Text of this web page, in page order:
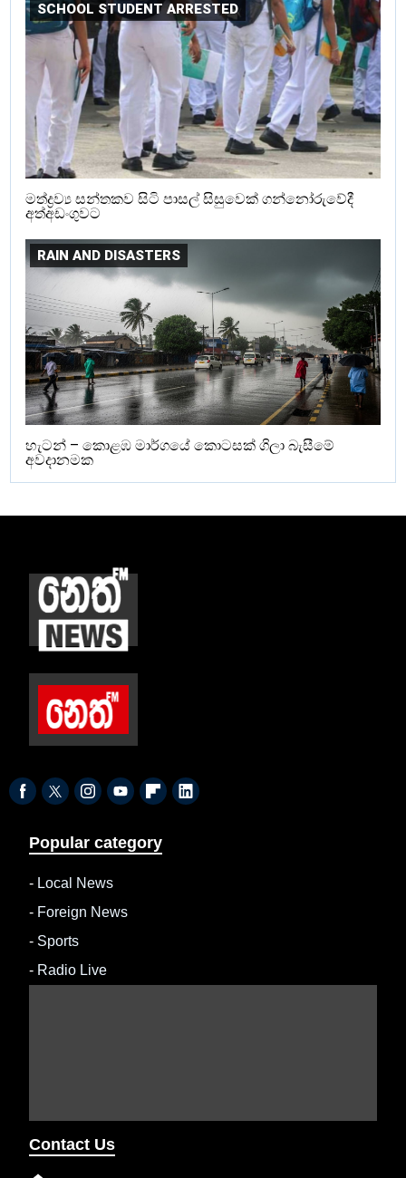
SCHOOL STUDENT ARRESTED
මත්ද්‍රව්‍ය සන්තකව සිටි පාසල් සිසුවෙක් ගන්නෝරුවේදී
අත්අඩංගුවට
RAIN AND DISASTERS
හැටන් – කොළඹ මාර්ගයේ කොටසක් ගිලා බැසීමේ
අවදානමක
Popular category
- Local News
- Foreign News
- Sports
- Radio Live
Contact Us